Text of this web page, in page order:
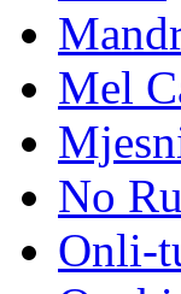
Mel
No
Onli-